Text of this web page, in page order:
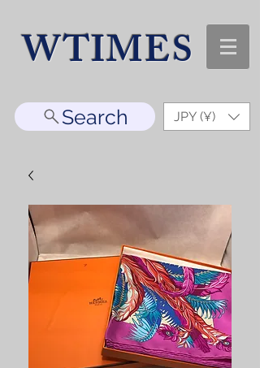
WTIMES
Search JPY (¥)